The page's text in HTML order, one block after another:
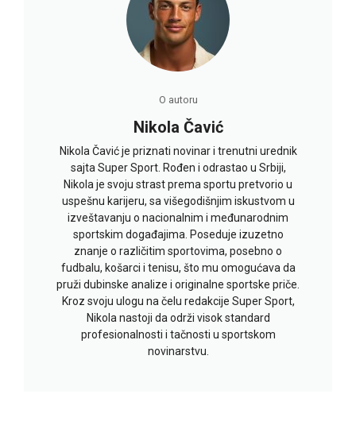
O autoru
Nikola Čavić
Nikola Čavić je priznati novinar i trenutni urednik
sajta Super Sport. Rođen i odrastao u Srbiji,
Nikola je svoju strast prema sportu pretvorio u
uspešnu karijeru, sa višegodišnjim iskustvom u
izveštavanju o nacionalnim i međunarodnim
sportskim događajima. Poseduje izuzetno
znanje o različitim sportovima, posebno o
fudbalu, košarci i tenisu, što mu omogućava da
pruži dubinske analize i originalne sportske priče.
Kroz svoju ulogu na čelu redakcije Super Sport,
Nikola nastoji da održi visok standard
profesionalnosti i tačnosti u sportskom
novinarstvu.